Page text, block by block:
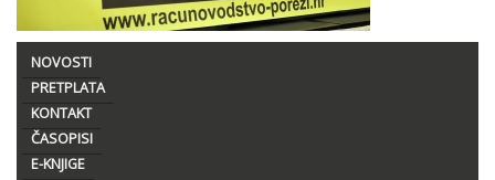
NOVOSTI
PRETPLATA
KONTAKT
ČASOPISI
E-KNJIGE